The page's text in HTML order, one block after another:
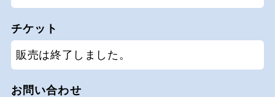
チケット
販売は終了しました。
お問い合わせ